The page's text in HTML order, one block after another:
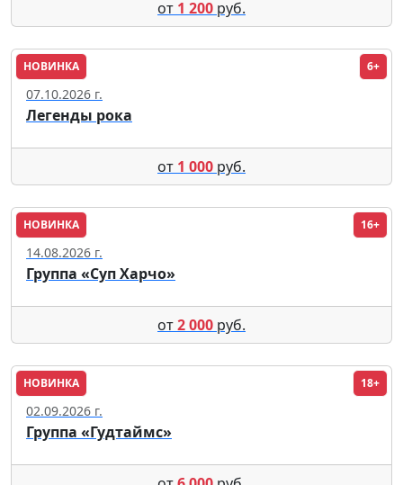
от 1 200 руб.
НОВИНКА 6+
Рязань
07.10.2026 г.
Легенды рока
от 1 000 руб.
НОВИНКА 16+
Москва
14.08.2026 г.
Группа «Суп Харчо»
от2 000 руб.
НОВИНКА 18+
Москва
02.09.2026 г.
Группа «Гудтаймс»